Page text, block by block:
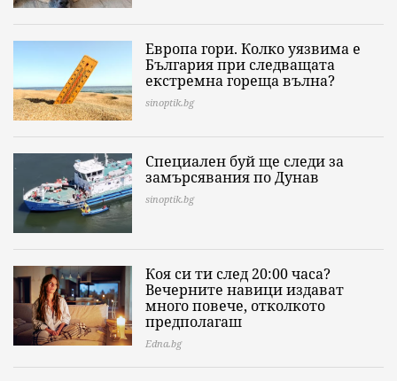
Европа гори. Колко уязвима е
България при следващата
екстремна гореща вълна?
sinoptik.bg
Специален буй ще следи за
замърсявания по Дунав
sinoptik.bg
Коя си ти след 20:00 часа?
Вечерните навици издават
много повече, отколкото
предполагаш
Edna.bg